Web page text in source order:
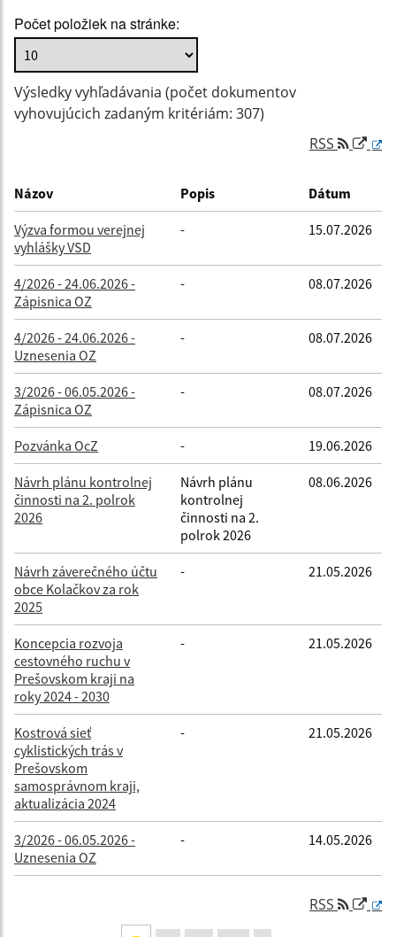
Popis:
Dátum zverejnenia od:
Filtrovať
Počet položiek na stránke:
Výsledky vyhľadávania (počet dokumentov
vyhovujúcich zadaným kritériám: 307)
RSS
Názov Popis Dátum
Výzva formou verejnej
vyhlášky VSD
- 15.07.2026
4/2026 - 24.06.2026 -
Zápisnica OZ
- 08.07.2026
4/2026 - 24.06.2026 -
Uznesenia OZ
- 08.07.2026
3/2026 - 06.05.2026 -
Zápisnica OZ
- 08.07.2026
Pozvánka OcZ - 19.06.2026
Návrh plánu kontrolnej
činnosti na 2. polrok
2026
Návrh plánu
kontrolnej
činnosti na 2.
polrok 2026
08.06.2026
Návrh záverečného účtu
obce Kolačkov za rok
2025
- 21.05.2026
Koncepcia rozvoja
cestovného ruchu v
Prešovskom kraji na
roky 2024 - 2030
- 21.05.2026
Kostrová sieť
cyklistických trás v
Prešovskom
samosprávnom kraji,
aktualizácia 2024
- 21.05.2026
3/2026 - 06.05.2026 -
Uznesenia OZ
- 14.05.2026
RSS